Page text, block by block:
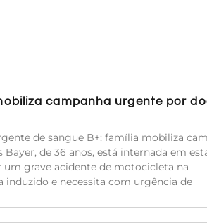
campanha urgente por
de sangue B+; família mobiliza
de 36 anos, está internada em
um grave acidente de motocicleta na
induzido e necessita com urgência de